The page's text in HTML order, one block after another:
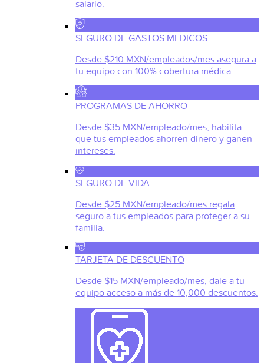
salario.
SEGURO DE GASTOS MEDICOS
Desde $210 MXN/empleados/mes asegura a
tu equipo con 100% cobertura médica
PROGRAMAS DE AHORRO
Desde $35 MXN/empleado/mes, habilita
que tus empleados ahorren dinero y ganen
intereses.
SEGURO DE VIDA
Desde $25 MXN/empleado/mes regala
seguro a tus empleados para proteger a su
familia.
TARJETA DE DESCUENTO
Desde $15 MXN/empleado/mes, dale a tu
equipo acceso a más de 10,000 descuentos.